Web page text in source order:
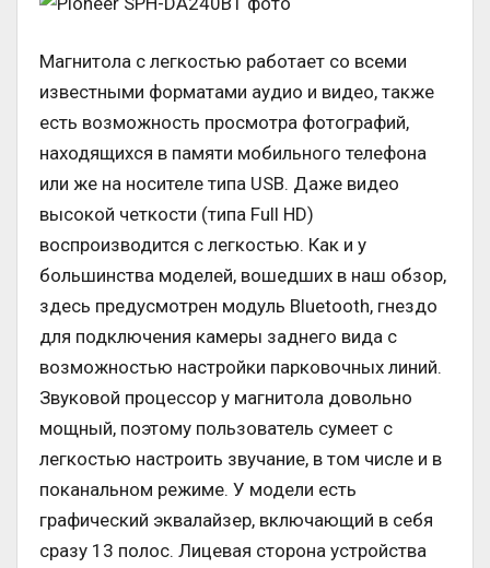
Магнитола с легкостью работает со всеми
известными форматами аудио и видео, также
есть возможность просмотра фотографий,
находящихся в памяти мобильного телефона
или же на носителе типа USB. Даже видео
высокой четкости (типа Full HD)
воспроизводится с легкостью. Как и у
большинства моделей, вошедших в наш обзор,
здесь предусмотрен модуль Bluetooth, гнездо
для подключения камеры заднего вида с
возможностью настройки парковочных линий.
Звуковой процессор у магнитола довольно
мощный, поэтому пользователь сумеет с
легкостью настроить звучание, в том числе и в
поканальном режиме. У модели есть
графический эквалайзер, включающий в себя
сразу 13 полос. Лицевая сторона устройства